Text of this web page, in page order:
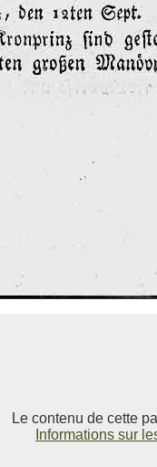
Le contenu de cette
Informations sur